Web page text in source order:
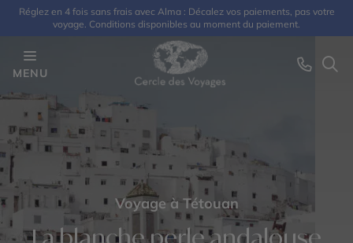
Réglez en 4 fois sans frais avec Alma : Décalez vos paiements, pas votre
voyage. Conditions disponibles au moment du paiement.
MENU
Voyage à Tétouan
La blanche perle andalouse